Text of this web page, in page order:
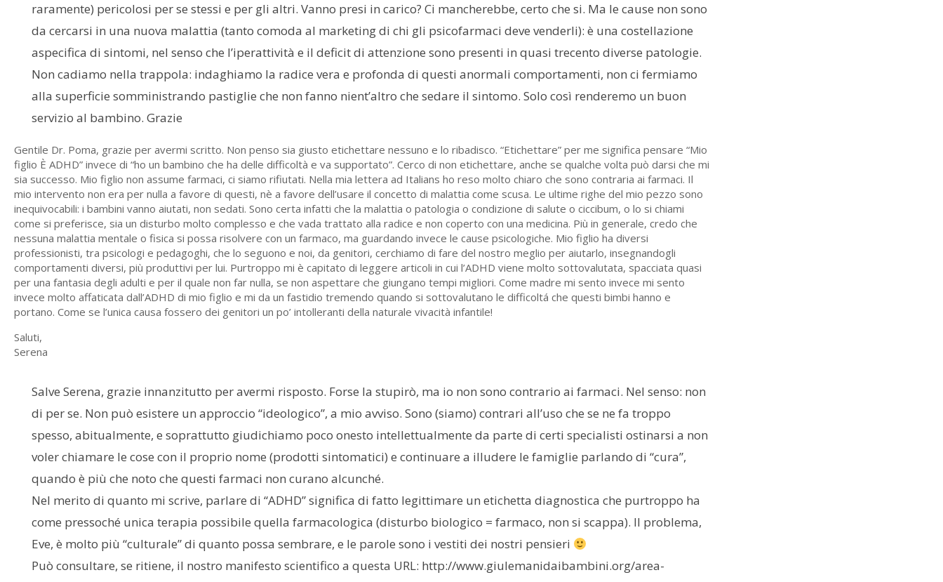
raramente) pericolosi per se stessi e per gli altri. Vanno presi in carico? Ci mancherebbe, certo che si. Ma le cause non sono
da cercarsi in una nuova malattia (tanto comoda al marketing di chi gli psicofarmaci deve venderli): è una costellazione
aspecifica di sintomi, nel senso che l’iperattività e il deficit di attenzione sono presenti in quasi trecento diverse patologie.
Non cadiamo nella trappola: indaghiamo la radice vera e profonda di questi anormali comportamenti, non ci fermiamo
alla superficie somministrando pastiglie che non fanno nient’altro che sedare il sintomo. Solo così renderemo un buon
servizio al bambino. Grazie
Gentile Dr. Poma, grazie per avermi scritto. Non penso sia giusto etichettare nessuno e lo ribadisco. “Etichettare” per me significa pensare “Mio
figlio È ADHD” invece di “ho un bambino che ha delle difficoltà e va supportato”. Cerco di non etichettare, anche se qualche volta può darsi che mi
sia successo. Mio figlio non assume farmaci, ci siamo rifiutati. Nella mia lettera ad Italians ho reso molto chiaro che sono contraria ai farmaci. Il
mio intervento non era per nulla a favore di questi, nè a favore dell’usare il concetto di malattia come scusa. Le ultime righe del mio pezzo sono
inequivocabili: i bambini vanno aiutati, non sedati. Sono certa infatti che la malattia o patologia o condizione di salute o ciccibum, o lo si chiami
come si preferisce, sia un disturbo molto complesso e che vada trattato alla radice e non coperto con una medicina. Più in generale, credo che
nessuna malattia mentale o fisica si possa risolvere con un farmaco, ma guardando invece le cause psicologiche. Mio figlio ha diversi
professionisti, tra psicologi e pedagoghi, che lo seguono e noi, da genitori, cerchiamo di fare del nostro meglio per aiutarlo, insegnandogli
comportamenti diversi, più produttivi per lui. Purtroppo mi è capitato di leggere articoli in cui l’ADHD viene molto sottovalutata, spacciata quasi
per una fantasia degli adulti e per il quale non far nulla, se non aspettare che giungano tempi migliori. Come madre mi sento invece mi sento
invece molto affaticata dall’ADHD di mio figlio e mi da un fastidio tremendo quando si sottovalutano le difficoltá che questi bimbi hanno e
portano. Come se l’unica causa fossero dei genitori un po’ intolleranti della naturale vivacità infantile!
Saluti,
Serena
Salve Serena, grazie innanzitutto per avermi risposto. Forse la stupirò, ma io non sono contrario ai farmaci. Nel senso: non
di per se. Non può esistere un approccio “ideologico”, a mio avviso. Sono (siamo) contrari all’uso che se ne fa troppo
spesso, abitualmente, e soprattutto giudichiamo poco onesto intellettualmente da parte di certi specialisti ostinarsi a non
voler chiamare le cose con il proprio nome (prodotti sintomatici) e continuare a illudere le famiglie parlando di “cura”,
quando è più che noto che questi farmaci non curano alcunché.
Nel merito di quanto mi scrive, parlare di “ADHD” significa di fatto legittimare un etichetta diagnostica che purtroppo ha
come pressoché unica terapia possibile quella farmacologica (disturbo biologico = farmaco, non si scappa). Il problema,
Eve, è molto più “culturale” di quanto possa sembrare, e le parole sono i vestiti dei nostri pensieri
Può consultare, se ritiene, il nostro manifesto scientifico a questa URL: http://www.giulemanidaibambini.org/area-